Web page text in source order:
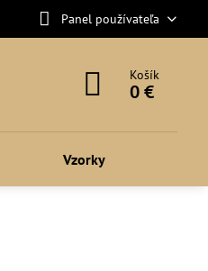
Panel používateľa
Košík
0 €
Vzorky